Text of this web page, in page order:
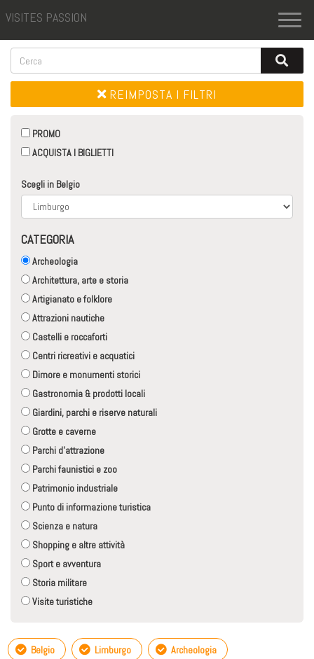
VISITES PASSION
REIMPOSTA I FILTRI
PROMO
ACQUISTA I BIGLIETTI
Scegli in Belgio
CATEGORIA
Archeologia
Architettura, arte e storia
Artigianato e folklore
Attrazioni nautiche
Castelli e roccaforti
Centri ricreativi e acquatici
Dimore e monumenti storici
Gastronomia & prodotti locali
Giardini, parchi e riserve naturali
Grotte e caverne
Parchi d'attrazione
Parchi faunistici e zoo
Patrimonio industriale
Punto di informazione turistica
Scienza e natura
Shopping e altre attività
Sport e avventura
Storia militare
Visite turistiche
Belgio Limburgo Archeologia